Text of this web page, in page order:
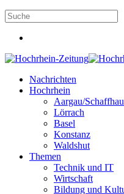
Nachrichten
Hochrhein
Aargau/
Lörrach
Basel
Konstanz
Waldshut
Themen
Technik und IT
Wirtschaft
Bildung und